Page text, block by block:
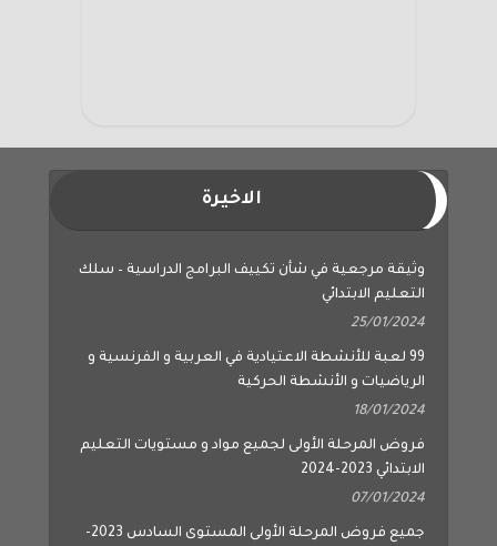
الاخيرة
وثيقة مرجعية في شأن تكييف البرامج الدراسية – سلك
التعليم الابتدائي
25/01/2024
99 لعبة للأنشطة الاعتيادية في العربية و الفرنسية و
الرياضيات و الأنشطة الحركية
18/01/2024
فروض المرحلة الأولى لجميع مواد و مستويات التعليم
الابتدائي 2023-2024
07/01/2024
جميع فروض المرحلة الأولى المستوى السادس 2023-